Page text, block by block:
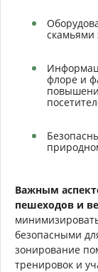
флоре и
Важным
пешеходов и
безопасными
зонирование
тренировок и